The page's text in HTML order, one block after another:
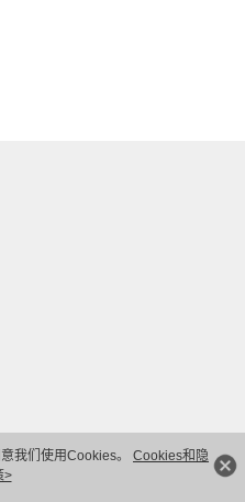
我们使用Cookies。 Cookies和隐
>